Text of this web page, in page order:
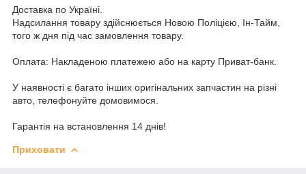
Доставка по Україні.
Надсилання товару здійснюється Новою Поліцією, Ін-Тайм,
того ж дня під час замовлення товару.
Оплата: Накладеною платежею або на карту Приват-банк.
У наявності є багато інших оригінальних запчастин на різні
авто, телефонуйте домовимося.
Гарантія на встановлення 14 днів!
Приховати